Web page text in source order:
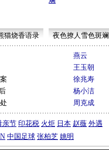
猫烧香语录 夜色撩人雪色斑斓
燕云
王玉朝
徐兆寿
杨小洁
周克成
亲节 印花税 火炬 日本 赵薇 外遇
中国足球 张柏芝 姚明